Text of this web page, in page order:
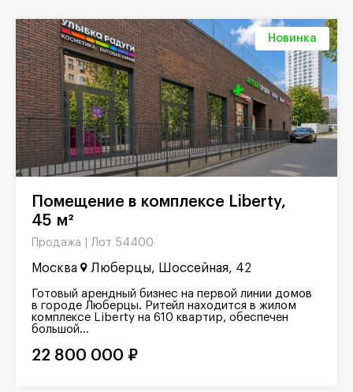
Новинка
45 м²
Продажа | Лот 54400
Москва Люберцы, Шоссейная, 42
Готовый арендный бизнес на первой линии домов
в городе Люберцы. Ритейл находится в жилом
комплексе Liberty на 610 квартир, обеспечен
большой...
22 800 000 ₽